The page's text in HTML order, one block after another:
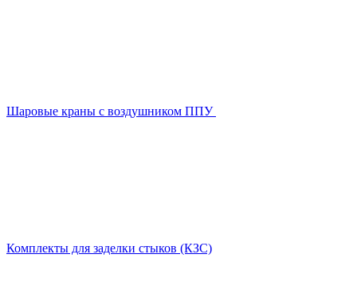
Шаровые краны с воздушником ППУ
Комплекты для заделки стыков (КЗС)